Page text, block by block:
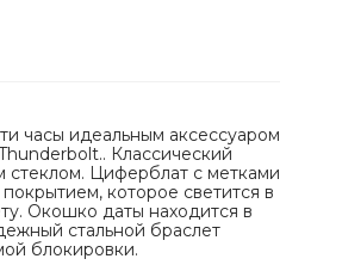
часы идеальным аксессуаром
Классический
стеклом. Циферблат с метками
которое светится в
Окошко даты находится в
стальной браслет
блокировки.